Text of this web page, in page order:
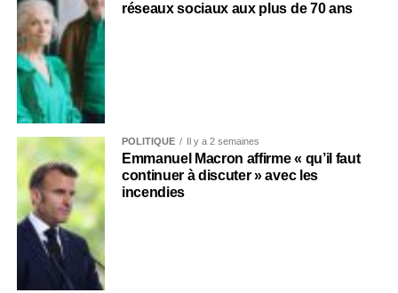
réseaux sociaux aux plus de 70 ans
POLITIQUE Il y a 2 semaines
Emmanuel Macron affirme « qu’il faut
continuer à discuter » avec les
incendies